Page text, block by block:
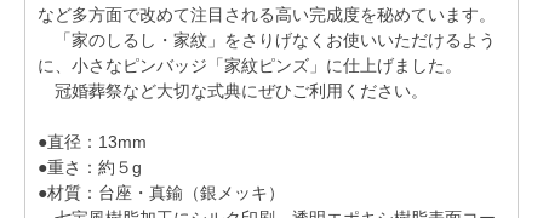
など多方面で改めて注目される高い完成度を秘めています。
「家のしるし・家紋」をさりげなくお使いいただけるよう
に、小さなピンバッジ「家紋ピンズ」に仕上げました。
冠婚葬祭など大切な式典にぜひご利用ください。
●直径：13mm
●重さ：約５g
●材質：台座・真鍮（銀メッキ）